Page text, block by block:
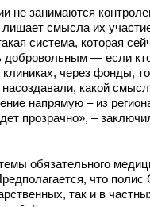
не занимаются
лишает смысла их
система, которая
добровольным — если
через фонды,
какой
напрямую – из
прозрачно», –
обязательного
что
так и в